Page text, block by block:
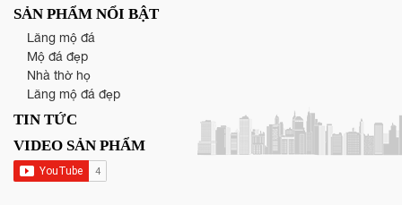
SẢN PHẨM NỔI BẬT
Lăng mộ đá
Mộ đá đẹp
Nhà thờ họ
Lăng mộ đá đẹp
TIN TỨC
VIDEO SẢN PHẨM